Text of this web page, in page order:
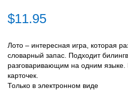
$11.95
Лото – интересная игра, которая
словарный запас. Подходит
разговаривающим на одним языке.
карточек.
Только в электронном виде